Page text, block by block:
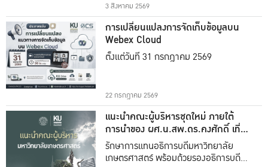
3 สิงหาคม 2569
การเปลี่ยนแปลงการจัดเก็บข้อมูลบน
Webex Cloud
ตั้งแต่วันที่ 31 กรกฎาคม 2569
22 กรกฎาคม 2569
แนะนำคณะผู้บริหารชุดใหม่ ภายใต้
การนำของ ผศ.น.สพ.ดร.คงศักดิ์ เที่ยง
ธรรม
รักษาการแทนอธิการบดีมหาวิทยาลัย
เกษตรศาสตร์ พร้อมด้วยรองอธิการบดีทั้ง